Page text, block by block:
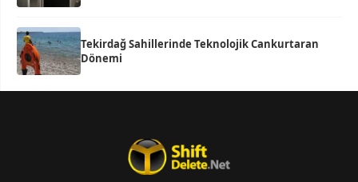
Tekirdağ Sahillerinde Teknolojik Cankurtaran
Dönemi